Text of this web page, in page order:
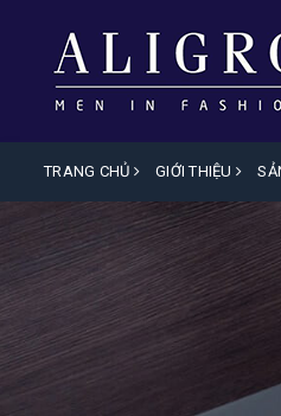
TRANG CHỦ GIỚI THIỆU